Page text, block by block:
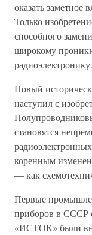
оказать заметное
Только
способного
широкому
радиоэлектронику.
Новый
наступил с
становятся
коренным
— как
Первые
приборов в СССР
«ИСТОК» были